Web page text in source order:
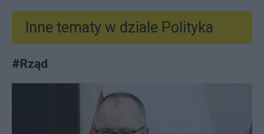
Inne tematy w dziale Polityka
#Rząd